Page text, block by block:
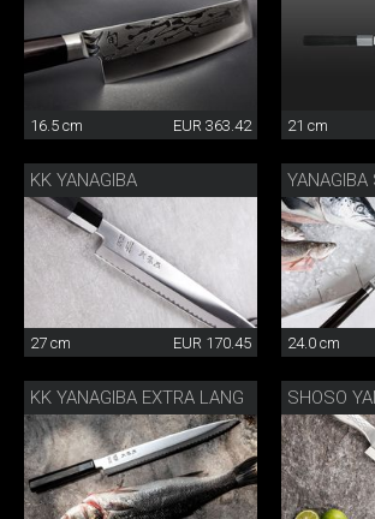
16.5 cm EUR 363.42 21 cm
KK YANAGIBA
27 cm EUR 170.45
YANAGIBA
24.0 cm
KK YANAGIBA EXTRA LANG SHOSO